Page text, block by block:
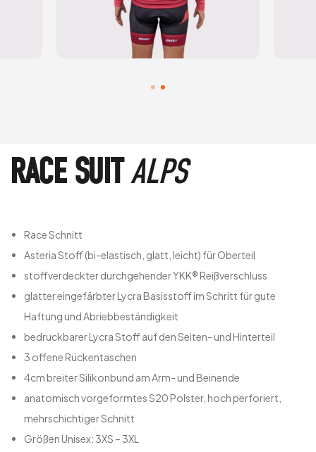
RACE SUITALPS
Race Schnitt
Asteria Stoff (bi-elastisch, glatt, leicht) für Oberteil
stoffverdeckter durchgehender YKK® Reißverschluss
glatter eingefärbter Lycra Basisstoff im Schritt für gute
Haftung und Abriebbeständigkeit
bedruckbarer Lycra Stoff auf den Seiten- und Hinterteil
3 offene Rückentaschen
4cm breiter Silikonbund am Arm- und Beinende
anatomisch vorgeformtes S20 Polster, hoch perforiert,
mehrschichtiger Schnitt
Größen Unisex: 3XS – 3XL